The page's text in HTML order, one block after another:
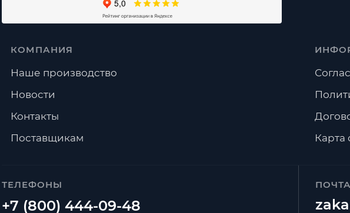
ТЕЛЕФОНЫ
КОМПАНИЯ
Наше производство
Новости
Контакты
Поставщикам
Карта